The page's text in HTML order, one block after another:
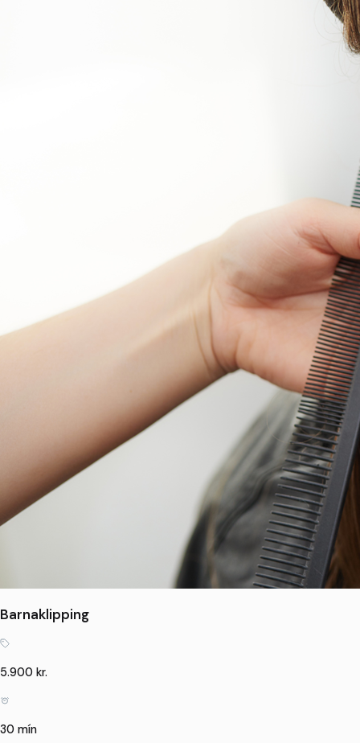
Barnaklipping
5.900 kr.
30 mín